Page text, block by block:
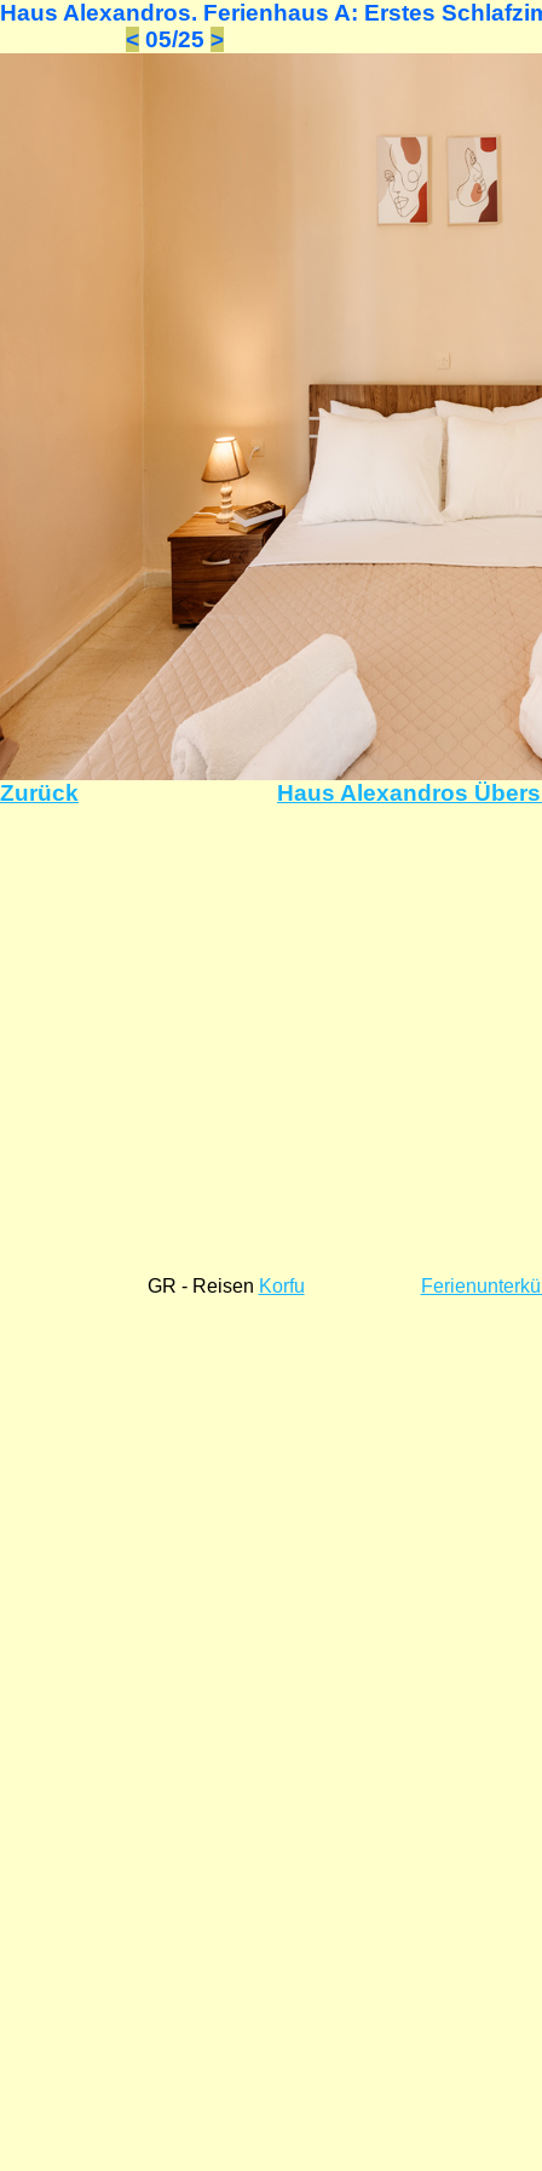
Haus Alexandros. Ferienhaus A: Erstes
< 05/25 >
Zurück Haus Alexandros
GR - Reisen Korfu